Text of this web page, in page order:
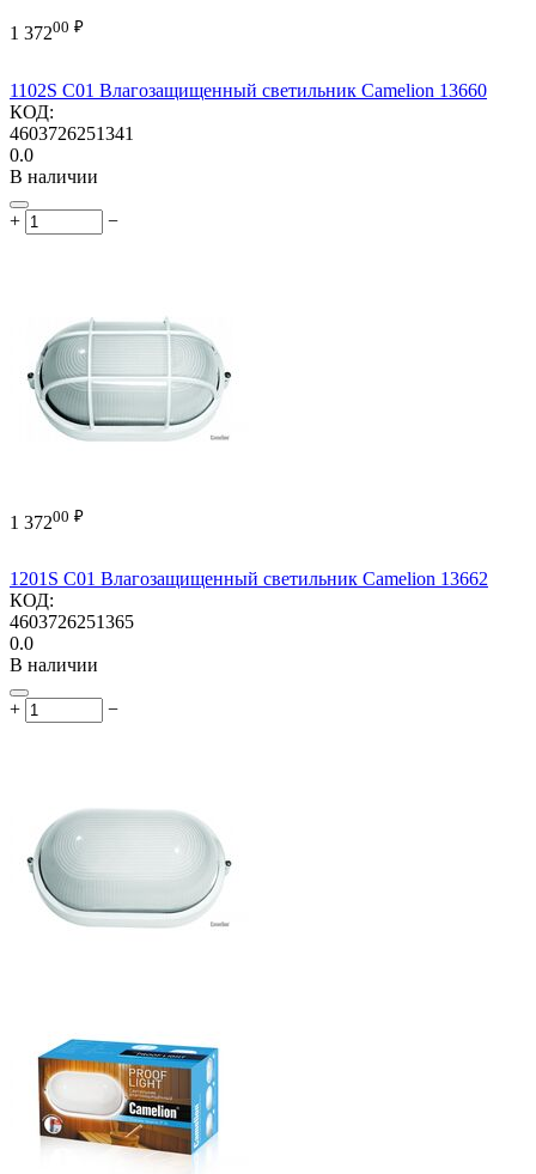
1 37200 ₽
1102S C01 Влагозащищенный светильник Camelion 13660
КОД:
4603726251341
0.0
В наличии
+ −
1 37200 ₽
1201S C01 Влагозащищенный светильник Camelion 13662
КОД:
4603726251365
0.0
В наличии
+ −